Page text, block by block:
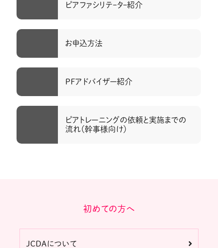
ピアファシリテｰタｰ紹介
お申込方法
PFアドバイザー紹介
ピアトレーニングの依頼と実施までの
流れ（幹事様向け）
初めての方へ
JCDAについて